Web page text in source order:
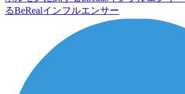
るBeRealインフルエンサー